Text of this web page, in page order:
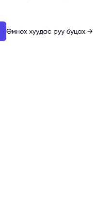
Өмнөх хуудас руу буцах →